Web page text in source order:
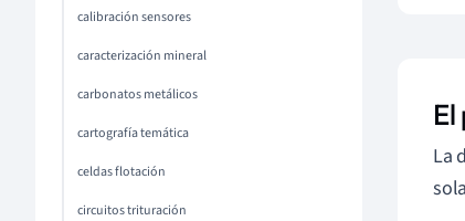
calibración sensores
caracterización mineral
carbonatos metálicos
cartografía temática
celdas flotación
circuitos trituración
La